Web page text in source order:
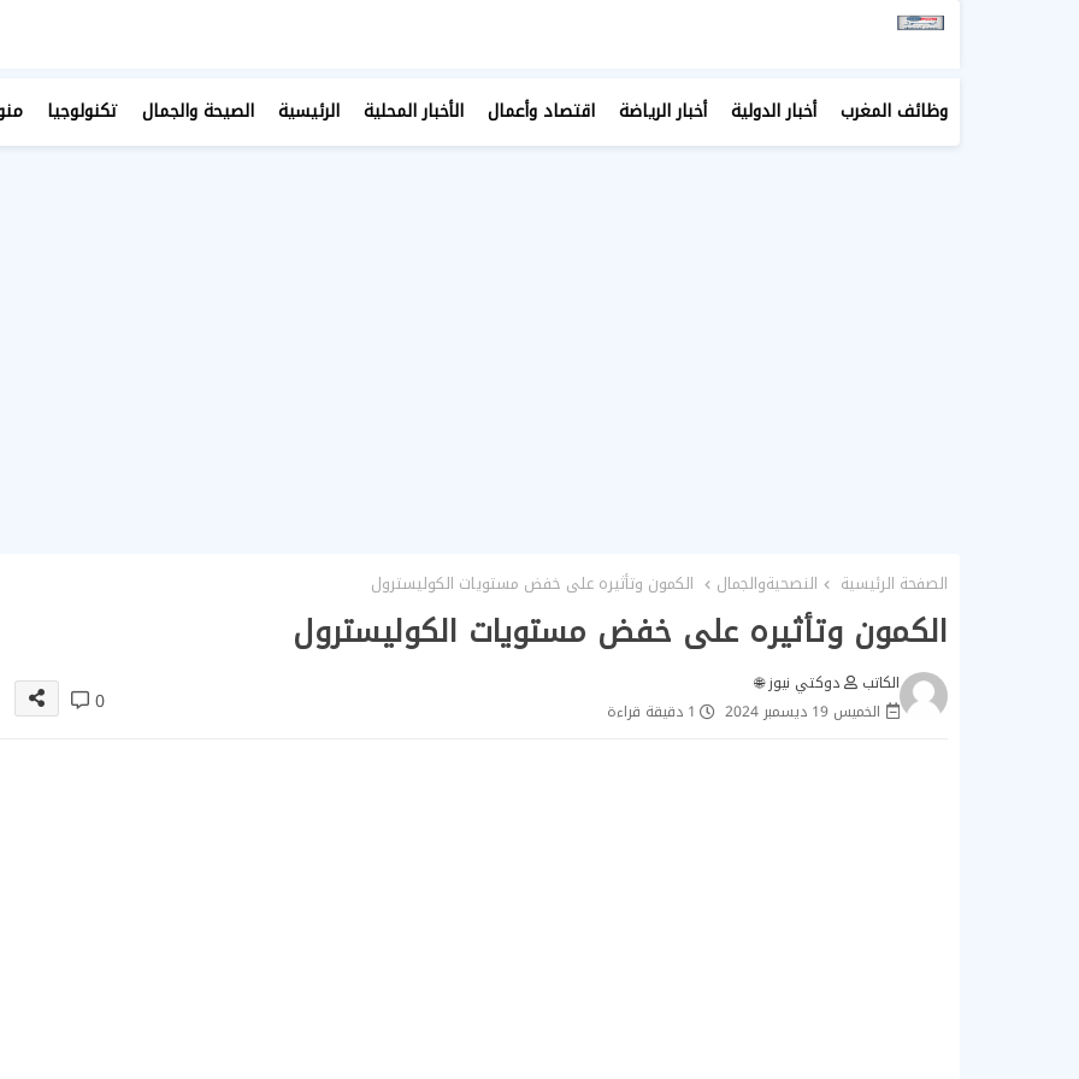
وظائف المغرب أخبار الدولية أخبار الرياضة اقتصاد وأعمال الأخبار المحلية الرئيسية الصيحة والجمال تكنولوجيا
الصفحة الرئيسية النصحيةوالجمال الكمون وتأثيره على خفض مستويات الكوليسترول
الكمون وتأثيره على خفض مستويات الكوليسترول
الكاتب
دوكتي نيوز 🌐
الخميس 19 ديسمبر 2024
1 دقيقة قراءة 0